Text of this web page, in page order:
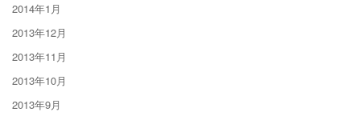
2014年1月
2013年12月
2013年11月
2013年10月
2013年9月